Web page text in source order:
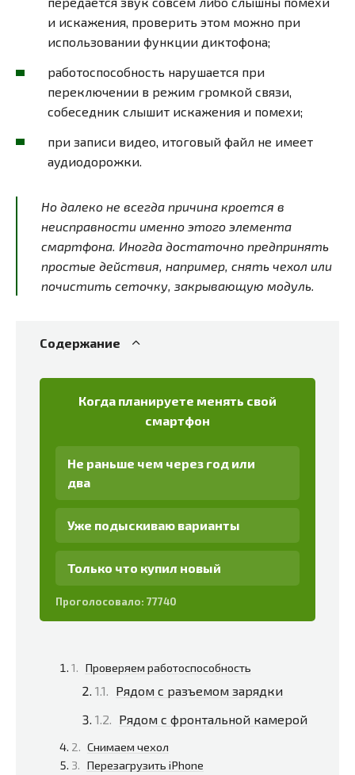
и искажения, проверить этом можно при
использовании функции диктофона;
работоспособность нарушается при
переключении в режим громкой связи,
собеседник слышит искажения и помехи;
при записи видео, итоговый файл не имеет
аудиодорожки.
Но далеко не всегда причина кроется в
неисправности именно этого элемента
смартфона. Иногда достаточно предпринять
простые действия, например, снять чехол или
почистить сеточку, закрывающую модуль.
Содержание
Когда планируете менять свой
смартфон
Не раньше чем через год или
два
Уже подыскиваю варианты
Только что купил новый
Проголосовало: 77740
Проверяем работоспособность
Рядом с разъемом зарядки
Рядом с фронтальной камерой
Снимаем чехол
Перезагрузить iPhone